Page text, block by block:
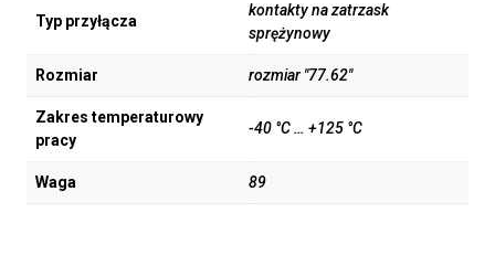
Typ przyłącza
kontakty na zatrzask
sprężynowy
Rozmiar rozmiar "77.62"
Zakres temperaturowy
pracy
-40 °C … +125 °C
Waga 89